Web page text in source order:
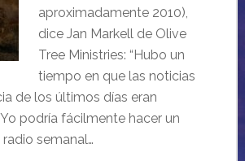
aproximadamente 2010),
dice Jan Markell de Olive
Tree Ministries: “Hubo un
tiempo en que las noticias
de los últimos días eran
podría fácilmente hacer un
semanal…